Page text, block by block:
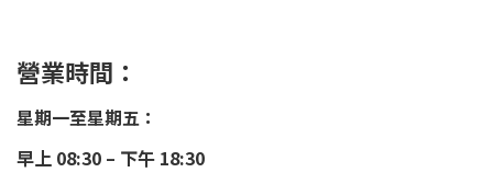
營業時間：
星期一至星期五：
早上 08:30 – 下午 18:30